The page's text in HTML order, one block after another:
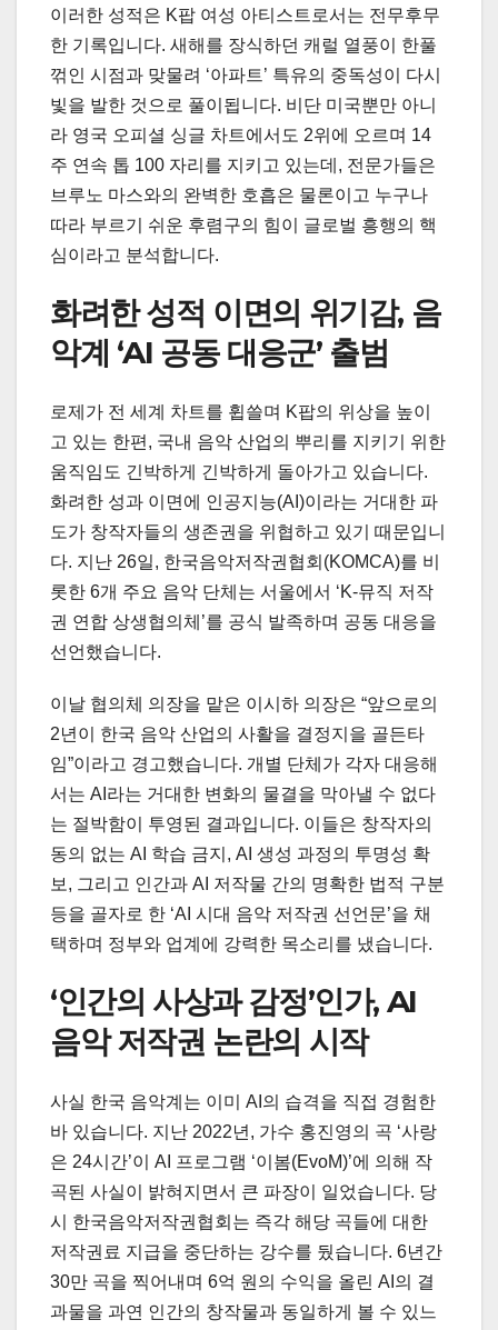
이러한 성적은 K팝 여성 아티스트로서는 전무후무
한 기록입니다. 새해를 장식하던 캐럴 열풍이 한풀
꺾인 시점과 맞물려 ‘아파트’ 특유의 중독성이 다시
빛을 발한 것으로 풀이됩니다. 비단 미국뿐만 아니
라 영국 오피셜 싱글 차트에서도 2위에 오르며 14
주 연속 톱 100 자리를 지키고 있는데, 전문가들은
브루노 마스와의 완벽한 호흡은 물론이고 누구나
따라 부르기 쉬운 후렴구의 힘이 글로벌 흥행의 핵
심이라고 분석합니다.
화려한 성적 이면의 위기감, 음
악계 ‘AI 공동 대응군’ 출범
로제가 전 세계 차트를 휩쓸며 K팝의 위상을 높이
고 있는 한편, 국내 음악 산업의 뿌리를 지키기 위한
움직임도 긴박하게 긴박하게 돌아가고 있습니다.
화려한 성과 이면에 인공지능(AI)이라는 거대한 파
도가 창작자들의 생존권을 위협하고 있기 때문입니
다. 지난 26일, 한국음악저작권협회(KOMCA)를 비
롯한 6개 주요 음악 단체는 서울에서 ‘K-뮤직 저작
권 연합 상생협의체’를 공식 발족하며 공동 대응을
선언했습니다.
이날 협의체 의장을 맡은 이시하 의장은 “앞으로의
2년이 한국 음악 산업의 사활을 결정지을 골든타
임”이라고 경고했습니다. 개별 단체가 각자 대응해
서는 AI라는 거대한 변화의 물결을 막아낼 수 없다
는 절박함이 투영된 결과입니다. 이들은 창작자의
동의 없는 AI 학습 금지, AI 생성 과정의 투명성 확
보, 그리고 인간과 AI 저작물 간의 명확한 법적 구분
등을 골자로 한 ‘AI 시대 음악 저작권 선언문’을 채
택하며 정부와 업계에 강력한 목소리를 냈습니다.
‘인간의 사상과 감정’인가, AI
음악 저작권 논란의 시작
사실 한국 음악계는 이미 AI의 습격을 직접 경험한
바 있습니다. 지난 2022년, 가수 홍진영의 곡 ‘사랑
은 24시간’이 AI 프로그램 ‘이봄(EvoM)’에 의해 작
곡된 사실이 밝혀지면서 큰 파장이 일었습니다. 당
시 한국음악저작권협회는 즉각 해당 곡들에 대한
저작권료 지급을 중단하는 강수를 뒀습니다. 6년간
30만 곡을 찍어내며 6억 원의 수익을 올린 AI의 결
과물을 과연 인간의 창작물과 동일하게 볼 수 있느